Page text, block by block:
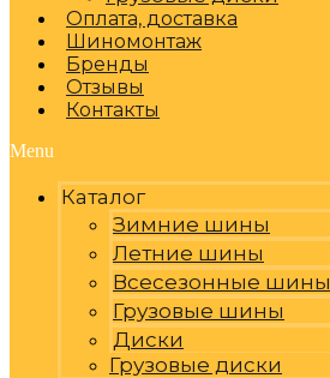
Оплата, доставка
Шиномонтаж
Бренды
Отзывы
Контакты
Menu
Каталог
Зимние шины
Летние шины
Всесезонные шины
Грузовые шины
Диски
Грузовые диски